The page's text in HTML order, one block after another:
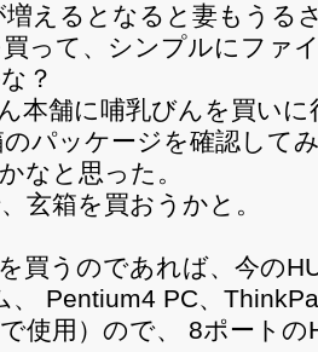
増えるとなると妻もうる
って、シンプルにファ
？
本舗に哺乳びんを買い
パッケージを確認して
なと思った。
玄箱を買おうかと。
買うのであれば、今の
、 Pentium4 PC、
使用）ので、 8ポート